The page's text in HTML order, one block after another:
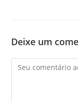
Deixe um